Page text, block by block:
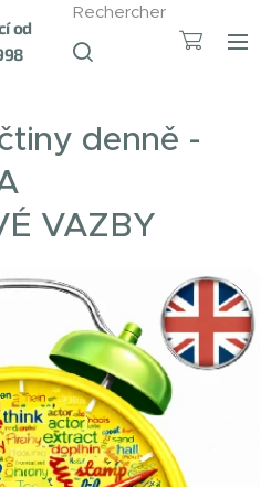
od
Rechercher
denně -
VAZBY